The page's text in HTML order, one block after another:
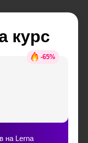
курс
-65%
на Lerna